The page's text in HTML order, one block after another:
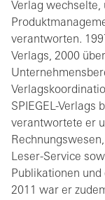
Verlag wechselte,
verantworten.
Verlags, 2000
SPIEGEL-Verlags
verantwortete er
Leser-Service
Publikationen
2011 war er